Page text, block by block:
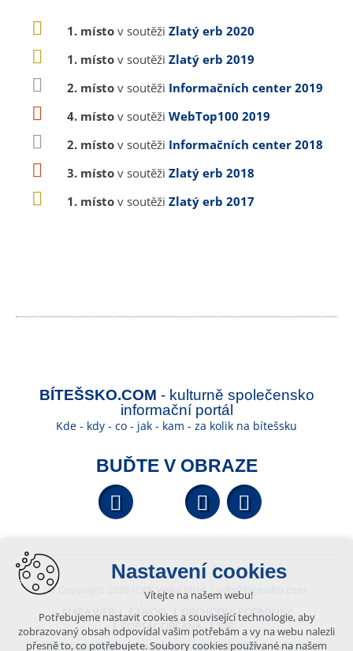
1. místo v soutěži Zlatý erb 2020
1. místo v soutěži Zlatý erb 2019
2. místo v soutěži Informačních center 2019
4. místo v soutěži WebTop100 2019
2. místo v soutěži Informačních center 2018
3. místo v soutěži Zlatý erb 2018
1. místo v soutěži Zlatý erb 2017
BÍTEŠSKO.COM - kulturně společensko
informační portál
Kde - kdy - co - jak - kam - za kolik na bítešsku
BUĎTE V OBRAZE
Facebook YouTube
© Copyright 2026 ICKK Velká Bíteš |
info@bitessko.com
MAPA WEBU
ÚVOD
OBCHODNÍ PODMÍNKY
PORTÁL OBČANA
GIS
VYTVOŘENO V XART.CZ
Nastavení cookies
Vítejte na našem webu!
Potřebujeme nastavit cookies a související technologie, aby
zobrazovaný obsah odpovídal vašim potřebám a vy na webu nalezli
přesně to, co potřebujete. Soubory cookies používané na našem